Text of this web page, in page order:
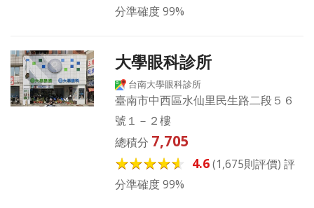
分準確度 99%
大學眼科診所
台南大學眼科診所
臺南市中西區水仙里民生路二段５６
號１－２樓
總積分 7,705
4.6(1,675則評價) 評
分準確度 99%